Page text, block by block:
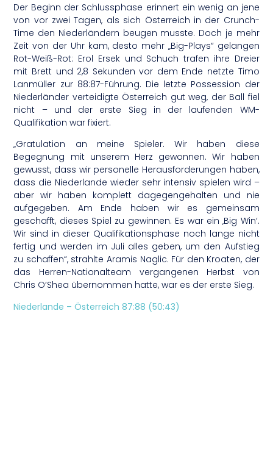
Der Beginn der Schlussphase erinnert ein wenig an jene
von vor zwei Tagen, als sich Österreich in der Crunch-
Time den Niederländern beugen musste. Doch je mehr
Zeit von der Uhr kam, desto mehr „Big-Plays“ gelangen
Rot-Weiß-Rot: Erol Ersek und Schuch trafen ihre Dreier
mit Brett und 2,8 Sekunden vor dem Ende netzte Timo
Lanmüller zur 88:87-Führung. Die letzte Possession der
Niederländer verteidigte Österreich gut weg, der Ball fiel
nicht – und der erste Sieg in der laufenden WM-
Qualifikation war fixiert.
„Gratulation an meine Spieler. Wir haben diese
Begegnung mit unserem Herz gewonnen. Wir haben
gewusst, dass wir personelle Herausforderungen haben,
dass die Niederlande wieder sehr intensiv spielen wird –
aber wir haben komplett dagegengehalten und nie
aufgegeben. Am Ende haben wir es gemeinsam
geschafft, dieses Spiel zu gewinnen. Es war ein ‚Big Win‘.
Wir sind in dieser Qualifikationsphase noch lange nicht
fertig und werden im Juli alles geben, um den Aufstieg
zu schaffen“, strahlte Aramis Naglic. Für den Kroaten, der
das Herren-Nationalteam vergangenen Herbst von
Chris O’Shea übernommen hatte, war es der erste Sieg.
Niederlande – Österreich 87:88 (50:43)